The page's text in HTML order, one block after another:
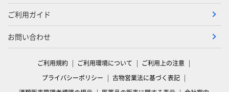
ご利用ガイド
お問い合わせ
ご利用規約 ご利用環境について
ご利用上の注意
プライバシーポリシー
古物営業法に基づく表記